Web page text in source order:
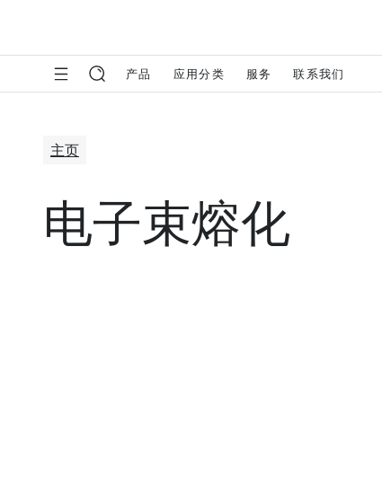
产品 应用分类 服务 联系我们
主页
电子束熔化